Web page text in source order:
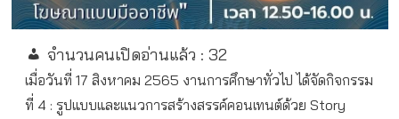
จำนวนคนเปิดอ่านแล้ว : 32
เมื่อวันที่ 17 สิงหาคม 2565 งานการศึกษาทั่วไป ได้จัดกิจกรรม
ที่ 4 : รูปแบบและแนวการสร้างสรรค์คอนเทนต์ด้วย Story